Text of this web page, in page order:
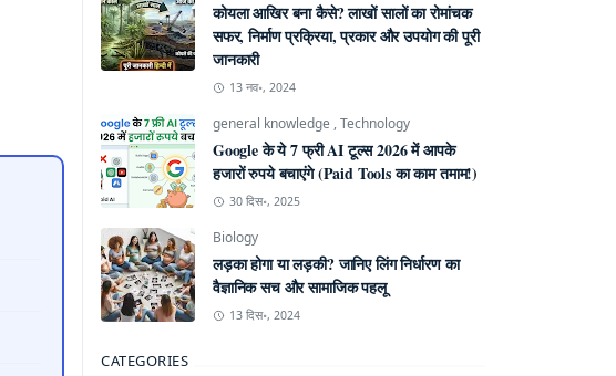
कोयला आखिर बना कैसे? लाखों सालों का रोमांचक
सफर, निर्माण प्रक्रिया, प्रकार और उपयोग की पूरी
जानकारी
13 नव॰, 2024
general knowledge ,Technology
Google के ये 7 फ्री AI टूल्स 2026 में आपके
हजारों रुपये बचाएंगे (Paid Tools का काम तमाम!)
30 दिस॰, 2025
Biology
लड़का होगा या लड़की? जानिए लिंग निर्धारण का
वैज्ञानिक सच और सामाजिक पहलू
13 दिस॰, 2024
CATEGORIES